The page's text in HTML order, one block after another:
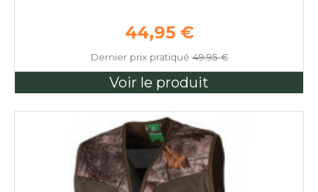
Prix de base
44,95 €
Dernier prix pratiqué49.95 €
Voir le produit